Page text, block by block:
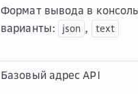
Формат вывода в
варианты:
json , text
Базовый адрес API